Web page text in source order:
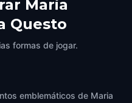
Wilma Food Truck
Maria Enzersdorf
Maria
Questo
formas de jogar.
emblemáticos de Maria